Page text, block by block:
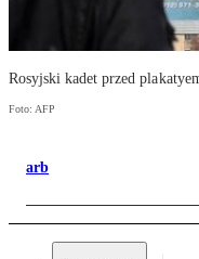
Rosyjski kadet przed
Foto: AFP
arb